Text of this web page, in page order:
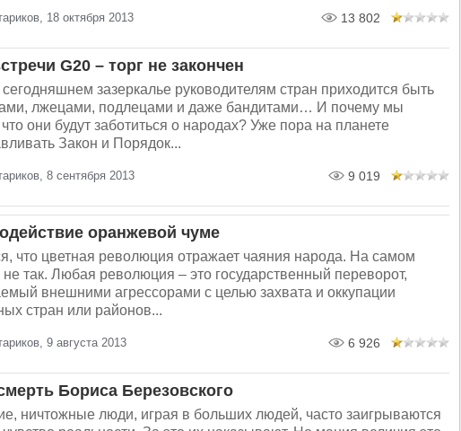
18 октября 2013 13 802
G20 – торг не закончен
зазеркалье руководителям стран приходится быть
лжецами, подлецами и даже бандитами… И почему мы
они будут заботиться о народах? Уже пора на планете
Закон и Порядок...
8 сентября 2013 9 019
оранжевой чуме
что цветная революция отражает чаяния народа. На самом
не так. Любая революция – это государственный переворот,
внешними агрессорами с целью захвата и оккупации
стран или районов...
9 августа 2013 6 926
Бориса Березовского
ничтожные люди, играя в больших людей, часто заигрываются